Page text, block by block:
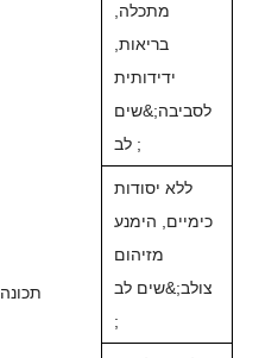
תכונה
מתכלה,
בריאות,
ידידותית
לסביבה;&שים
לב ;
ללא יסודות
כימיים, הימנע
מזיהום
צולב;&שים לב
;